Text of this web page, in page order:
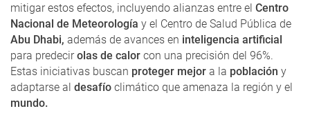
mitigar estos efectos, incluyendo alianzas entre el Centro
Nacional de Meteorología y el Centro de Salud Pública de
Abu Dhabi, además de avances en inteligencia artificial
para predecirolas de calor con una precisión del 96%.
Estas iniciativas buscan proteger mejor a la población y
adaptarse al desafío climático que amenaza la región y el
mundo.